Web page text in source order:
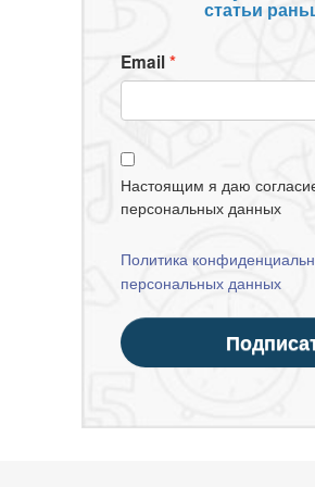
статьи
Email
Настоящим я даю
персональных данных
Политика
персональных данных